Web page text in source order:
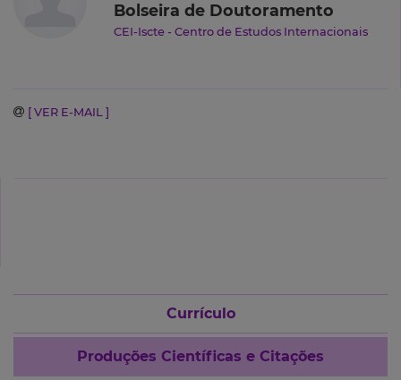
Bolseira de Doutoramento
CEI-Iscte - Centro de Estudos Internacionais
[ VER E-MAIL ]
Currículo
Produções Científicas e Citações